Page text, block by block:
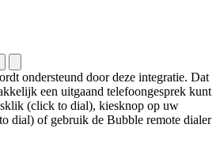
ondersteund door deze integratie. Dat
een uitgaand telefoongesprek kunt
(click to dial), kiesknop op uw
dial) of gebruik de Bubble remote dialer